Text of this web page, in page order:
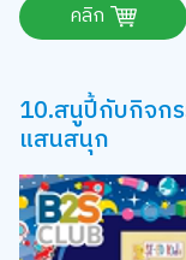
เนื้อหาและการเรียนรู้
-การลากเส้นต่อจุด
โยงจุดจากเลขหนึ่งไ
ละครจาก Sesame
-ฝึกนับจำนวน: ช่วยท
หรือมากกว่านั้น (ตา